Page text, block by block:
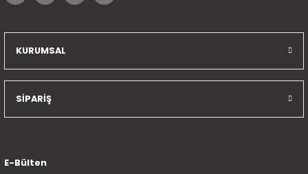
KURUMSAL
SİPARİŞ
E-Bülten